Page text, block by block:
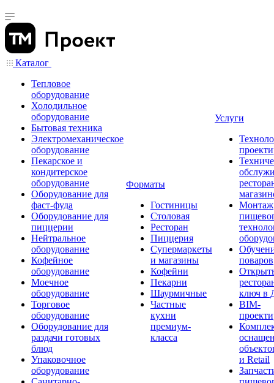
Каталог
Тепловое
оборудование
Холодильное
оборудование
Бытовая техника
Электромеханическое
оборудование
Пекарское и
кондитерское
оборудование
Оборудование для
фаст-фуда
Оборудование для
пиццерии
Нейтральное
оборудование
Кофейное
оборудование
Моечное
оборудование
Торговое
оборудование
Оборудование для
раздачи готовых
блюд
Упаковочное
оборудование
Форматы
Гостиницы
Столовая
Ресторан
Пиццерия
Супермаркеты
и магазины
Кофейни
Пекарни
Шаурмичные
Частные
кухни
премиум-
класса
Услуги
Монтаж
поваров
ключ в
BIM-
и Retail